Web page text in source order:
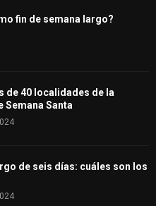
fin de semana largo?
de 40 localidades de la
Semana Santa
de seis días: cuáles son los